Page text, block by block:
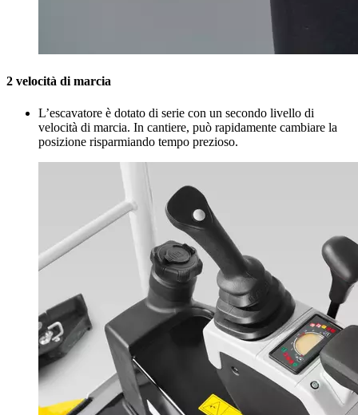
2 velocità di marcia
L’escavatore è dotato di serie con un secondo livello di
velocità di marcia. In cantiere, può rapidamente cambiare la
posizione risparmiando tempo prezioso.